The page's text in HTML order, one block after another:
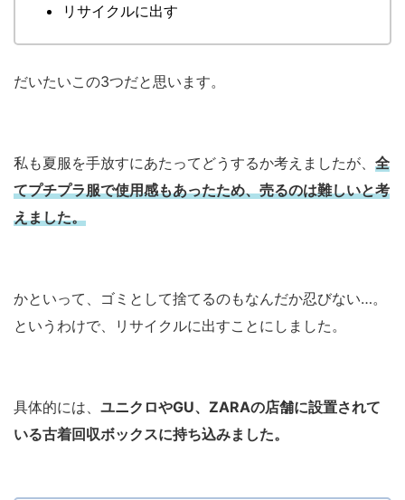
リサイクルに出す
だいたいこの3つだと思います。
私も夏服を手放すにあたってどうするか考えましたが、 全
てプチプラ服で使用感もあったため、売るのは難しいと考
えました。
かといって、ゴミとして捨てるのもなんだか忍びない…。
というわけで、リサイクルに出すことにしました。
具体的には、 ユニクロやGU、ZARAの店舗に設置されて
いる古着回収ボックスに持ち込みました。